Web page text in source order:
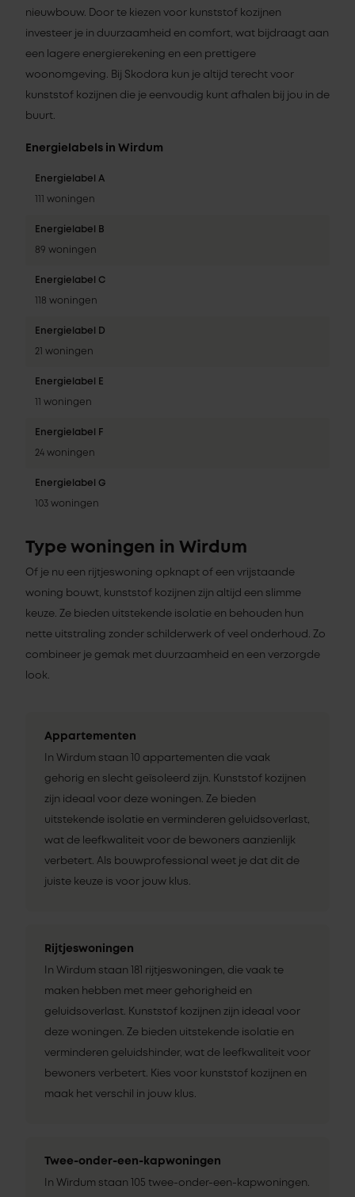
nieuwbouw. Door te kiezen voor kunststof kozijnen
investeer je in duurzaamheid en comfort, wat bijdraagt aan
een lagere energierekening en een prettigere
woonomgeving. Bij Skodora kun je altijd terecht voor
kunststof kozijnen die je eenvoudig kunt afhalen bij jou in de
buurt.
Energielabels in Wirdum
Energielabel A
111 woningen
Energielabel B
89 woningen
Energielabel C
118 woningen
Energielabel D
21 woningen
Energielabel E
11 woningen
Energielabel F
24 woningen
Energielabel G
103 woningen
Type woningen in Wirdum
Of je nu een rijtjeswoning opknapt of een vrijstaande
woning bouwt, kunststof kozijnen zijn altijd een slimme
keuze. Ze bieden uitstekende isolatie en behouden hun
nette uitstraling zonder schilderwerk of veel onderhoud. Zo
combineer je gemak met duurzaamheid en een verzorgde
look.
Appartementen
In Wirdum staan 10 appartementen die vaak
gehorig en slecht geïsoleerd zijn. Kunststof kozijnen
zijn ideaal voor deze woningen. Ze bieden
uitstekende isolatie en verminderen geluidsoverlast,
wat de leefkwaliteit voor de bewoners aanzienlijk
verbetert. Als bouwprofessional weet je dat dit de
juiste keuze is voor jouw klus.
Rijtjeswoningen
In Wirdum staan 181 rijtjeswoningen, die vaak te
maken hebben met meer gehorigheid en
geluidsoverlast. Kunststof kozijnen zijn ideaal voor
deze woningen. Ze bieden uitstekende isolatie en
verminderen geluidshinder, wat de leefkwaliteit voor
bewoners verbetert. Kies voor kunststof kozijnen en
maak het verschil in jouw klus.
Twee-onder-een-kapwoningen
In Wirdum staan 105 twee-onder-een-kapwoningen.